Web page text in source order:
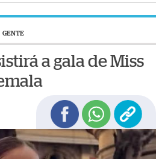
GENTE
a gala de Miss